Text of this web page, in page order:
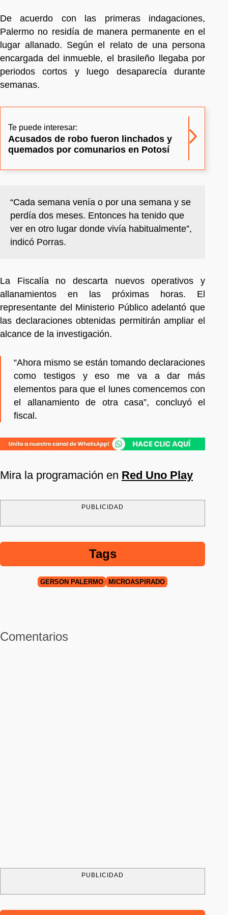
De acuerdo con las primeras indagaciones,
Palermo no residía de manera permanente en el
lugar allanado. Según el relato de una persona
encargada del inmueble, el brasileño llegaba por
periodos cortos y luego desaparecía durante
semanas.
Te puede interesar:
Acusados de robo fueron linchados y
quemados por comunarios en Potosí
“Cada semana venía o por una semana y se
perdía dos meses. Entonces ha tenido que
ver en otro lugar donde vivía habitualmente”,
indicó Porras.
La Fiscalía no descarta nuevos operativos y
allanamientos en las próximas horas. El
representante del Ministerio Público adelantó que
las declaraciones obtenidas permitirán ampliar el
alcance de la investigación.
“Ahora mismo se están tomando declaraciones
como testigos y eso me va a dar más
elementos para que el lunes comencemos con
el allanamiento de otra casa”, concluyó el
fiscal.
Mira la programación en Red Uno Play
PUBLICIDAD
Tags
GERSON PALERMO MICROASPIRADO
Comentarios
PUBLICIDAD